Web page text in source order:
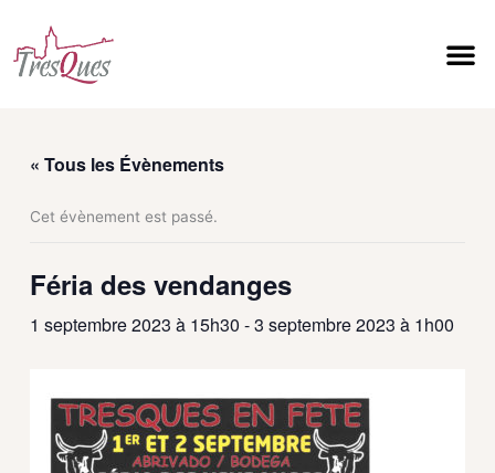
contenu
« Tous les Évènements
Cet évènement est passé.
Féria des vendanges
1 septembre 2023 à 15h30 -3 septembre 2023 à 1h00